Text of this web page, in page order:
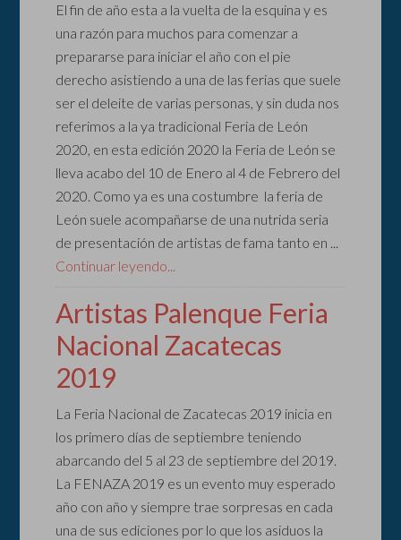
El fin de año esta a la vuelta de la esquina y es
una razón para muchos para comenzar a
prepararse para iniciar el año con el pie
derecho asistiendo a una de las ferias que suele
ser el deleite de varias personas, y sin duda nos
referimos a la ya tradicional Feria de León
2020, en esta edición 2020 la Feria de León se
lleva acabo del 10 de Enero al 4 de Febrero del
2020. Como ya es una costumbre la feria de
León suele acompañarse de una nutrida seria
de presentación de artistas de fama tanto en ...
Continuar leyendo...
Artistas Palenque Feria
Nacional Zacatecas
2019
La Feria Nacional de Zacatecas 2019 inicia en
los primero días de septiembre teniendo
abarcando del 5 al 23 de septiembre del 2019.
La FENAZA 2019 es un evento muy esperado
año con año y siempre trae sorpresas en cada
una de sus ediciones por lo que los asiduos la